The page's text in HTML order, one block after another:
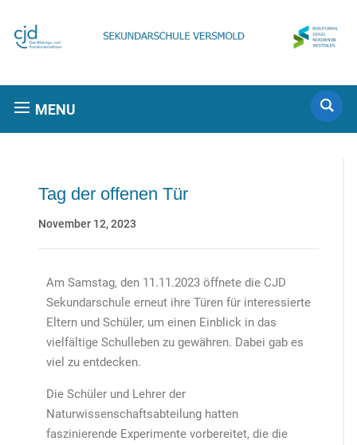
MENU
Tag der offenen Tür
November 12, 2023
Am Samstag, den 11.11.2023 öffnete die CJD
Sekundarschule erneut ihre Türen für interessierte
Eltern und Schüler, um einen Einblick in das
vielfältige Schulleben zu gewähren. Dabei gab es
viel zu entdecken.
Die Schüler und Lehrer der
Naturwissenschaftsabteilung hatten
faszinierende Experimente vorbereitet, die die